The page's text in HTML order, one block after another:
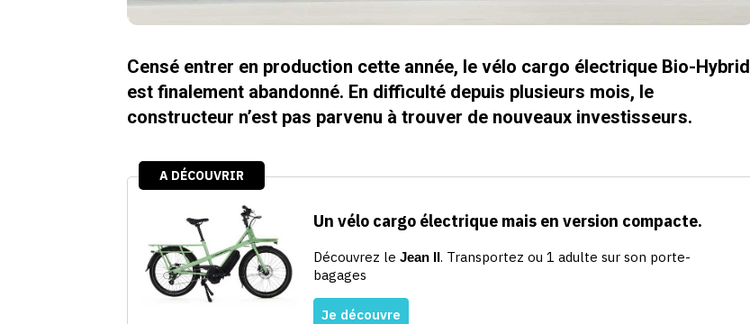
Censé entrer en production cette année, le vélo cargo électrique Bio-Hybrid
est finalement abandonné. En difficulté depuis plusieurs mois, le
constructeur n’est pas parvenu à trouver de nouveaux investisseurs.